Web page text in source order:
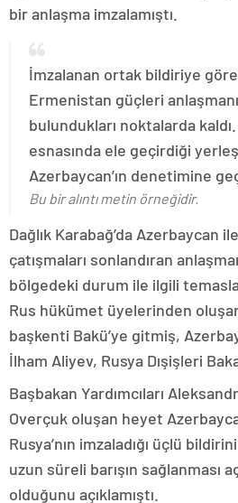
bir anlaşma imzalamıştı.
İmzalanan ortak bildiriye
Ermenistan güçleri
bulundukları noktalarda
esnasında ele geçirdiği
Azerbaycan’ın denetimine
Bu bir alıntı metin örneğidir.
Dağlık Karabağ’da Azerbaycan
çatışmaları sonlandıran
bölgedeki durum ile ilgili
Rus hükümet üyelerinden
başkenti Bakü’ye gitmiş,
İlham Aliyev, Rusya Dışişleri
Başbakan Yardımcıları
Overçuk oluşan heyet
Rusya’nın imzaladığı üçlü
uzun süreli barışın sağlanması
olduğunu açıklamıştı.